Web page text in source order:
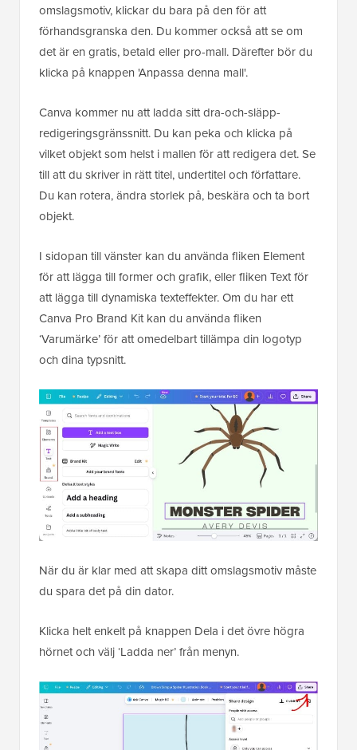
omslagsmotiv, klickar du bara på den för att
förhandsgranska den. Du kommer också att se om
det är en gratis, betald eller pro-mall. Därefter bör du
klicka på knappen 'Anpassa denna mall'.
Canva kommer nu att ladda sitt dra-och-släpp-
redigeringsgränssnitt. Du kan peka och klicka på
vilket objekt som helst i mallen för att redigera det. Se
till att du skriver in rätt titel, undertitel och författare.
Du kan rotera, ändra storlek på, beskära och ta bort
objekt.
I sidopan till vänster kan du använda fliken Element
för att lägga till former och grafik, eller fliken Text för
att lägga till dynamiska texteffekter. Om du har ett
Canva Pro Brand Kit kan du använda fliken
‘Varumärke’ för att omedelbart tillämpa din logotyp
och dina typsnitt.
När du är klar med att skapa ditt omslagsmotiv måste
du spara det på din dator.
Klicka helt enkelt på knappen Dela i det övre högra
hörnet och välj ‘Ladda ner’ från menyn.